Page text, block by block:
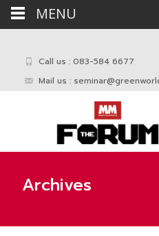
Call us : 083-584 6677
Mail us :
Archives
MENU